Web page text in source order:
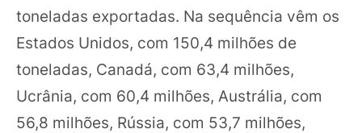
toneladas exportadas. Na sequência vêm os
Estados Unidos, com 150,4 milhões de
toneladas, Canadá, com 63,4 milhões,
Ucrânia, com 60,4 milhões, Austrália, com
56,8 milhões, Rússia, com 53,7 milhões,